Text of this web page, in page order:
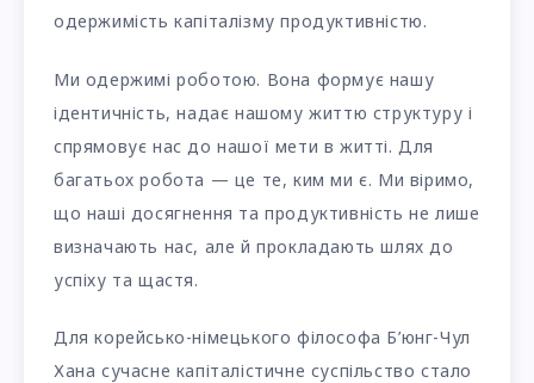
одержимість капіталізму продуктивністю.
Ми одержимі роботою. Вона формує нашу
ідентичність, надає нашому життю структуру і
спрямовує нас до нашої мети в житті. Для
багатьох робота — це те, ким ми є. Ми віримо,
що наші досягнення та продуктивність не лише
визначають нас, але й прокладають шлях до
успіху та щастя.
Для корейсько-німецького філософа Б’юнг-Чул
Хана сучасне капіталістичне суспільство стало